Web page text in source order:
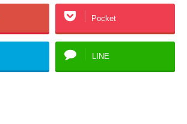
Pocket
LINE